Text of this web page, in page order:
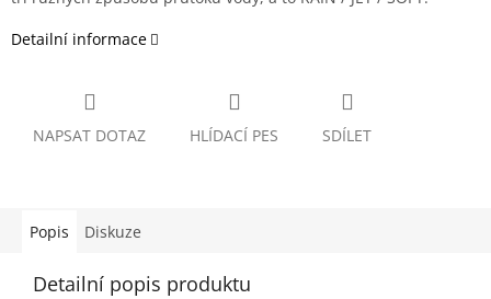
Detailní informace
NAPSAT DOTAZ HLÍDACÍ PES SDÍLET
Popis Diskuze
Detailní popis produktu